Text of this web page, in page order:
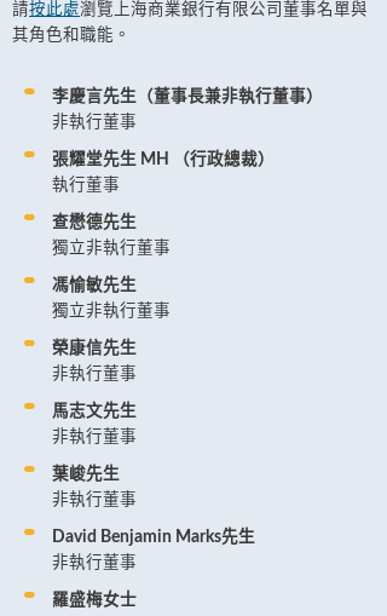
請按此處瀏覽上海商業銀行有限公司董事名單與
其角色和職能。
李慶言先生（董事長兼非執行董事）
非執行董事
張耀堂先生 MH （行政總裁）
執行董事
查懋德先生
獨立非執行董事
馮愉敏先生
獨立非執行董事
榮康信先生
非執行董事
馬志文先生
非執行董事
葉峻先生
非執行董事
David Benjamin Marks先生
非執行董事
羅盛梅女士